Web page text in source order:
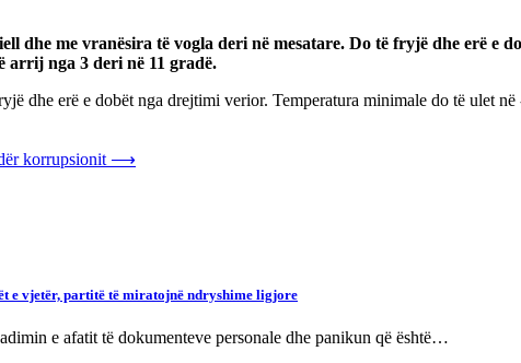
dhe me vranësira të vogla deri në mesatare. Do të fryjë dhe erë
arrij nga 3 deri në 11 gradë.
dhe erë e dobët nga drejtimi verior. Temperatura minimale do të ulet
korrupsionit ⟶
e vjetër, partitë të miratojnë ndryshime ligjore
e afatit të dokumenteve personale dhe panikun që është…